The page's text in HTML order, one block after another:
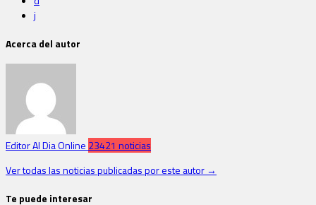
j
Acerca del autor
Editor Al Dia Online 23421 noticias
Ver todas las noticias publicadas por este autor →
Te puede interesar